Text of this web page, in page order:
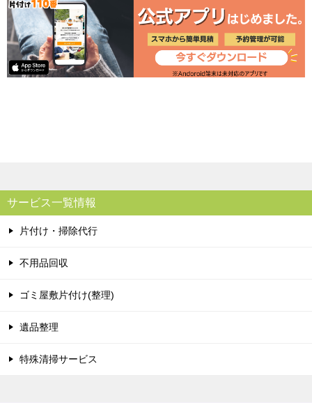
サービス一覧情報
片付け・掃除代行
不用品回収
ゴミ屋敷片付け(整理)
遺品整理
特殊清掃サービス